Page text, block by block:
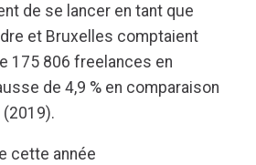
de se lancer en tant que
et Bruxelles comptaient
175 806 freelances en
de 4,9 % en comparaison
(2019).
cette année